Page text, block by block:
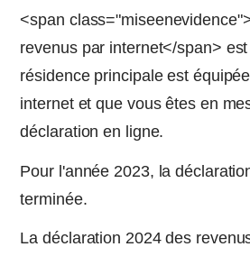
<span
revenus par internet</span>
résidence principale est
internet et que vous êtes en
déclaration en ligne.
Pour l'année 2023, la
terminée.
La déclaration 2024 des